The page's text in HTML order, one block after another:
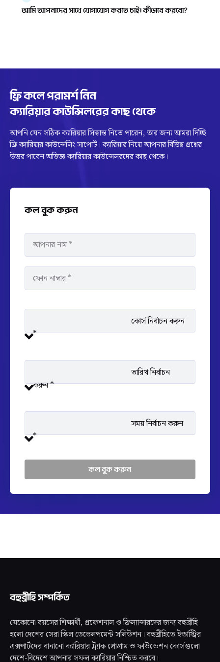
আমি আপনাদের সাথে যোগাযোগ করতে চাই। কীভাবে করবো?
কল বুক করুন
কোর্স নির্বাচন করুন
*
তারিখ নির্বাচন
করুন *
সময় নির্বাচন করুন
*
কল বুক করুন
ফ্রি কলে পরামর্শ নিন
ক্যারিয়ার কাউন্সিলরের কাছ থেকে
আপনি যেন সঠিক ক্যারিয়ার সিদ্ধান্ত নিতে পারেন, তার জন্য আমরা দিচ্ছি
ফ্রি ক্যারিয়ার কাউন্সেলিং সাপোর্ট। ক্যারিয়ার নিয়ে আপনার বিভিন্ন প্রশ্নের
উত্তর পাবেন অভিজ্ঞ ক্যারিয়ার কাউন্সেলরদের কাছ থেকে।
বহুব্রীহি সম্পর্কিত
যেকোনো বয়সের শিক্ষার্থী, প্রফেশনাল ও ফ্রিল্যান্সারদের জন্য বহুব্রীহি
হলো দেশের সেরা স্কিল ডেভেলপমেন্ট সলিউশন। বহুব্রীহিতে ইন্ডাস্ট্রির
এক্সপার্টদের বানানো ক্যারিয়ার ট্র্যাক প্রোগ্রাম ও ফাউন্ডেশন কোর্সগুলো
দেশে-বিদেশে আপনার সফল ক্যারিয়ার নিশ্চিত করবে।